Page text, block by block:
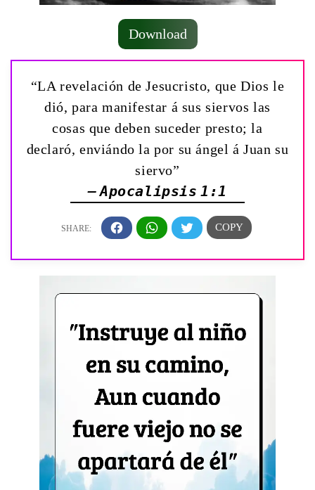
Download
“LA revelación de Jesucristo, que Dios le
dió, para manifestar á sus siervos las
cosas que deben suceder presto; la
declaró, enviándo la por su ángel á Juan su
siervo”
— Apocalipsis 1:1